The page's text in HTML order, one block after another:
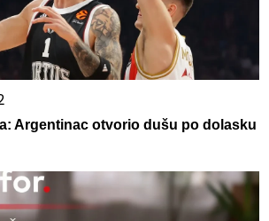
Argentinac otvorio dušu po dolasku